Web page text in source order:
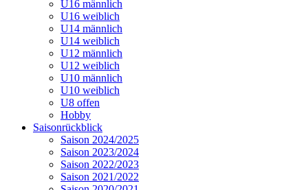
U16 männlich
U16 weiblich
U14 männlich
U14 weiblich
U12 männlich
U12 weiblich
U10 männlich
U10 weiblich
U8 offen
Hobby
Saisonrückblick
Saison 2024/2025
Saison 2023/2024
Saison 2022/2023
Saison 2021/2022